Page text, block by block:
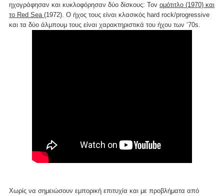
ηχογράφησαν και κυκλοφόρησαν δύο δίσκους: Τον ομότιτλο (1970) και
το Red Sea (1972). Ο ήχος τους είναι κλασικός hard rock/progressive
και τα δύο άλμπουμ τους είναι χαρακτηριστικά του ήχου των ‘70s.
Χωρίς να σημειώσουν εμπορική επιτυχία και με προβλήματα από